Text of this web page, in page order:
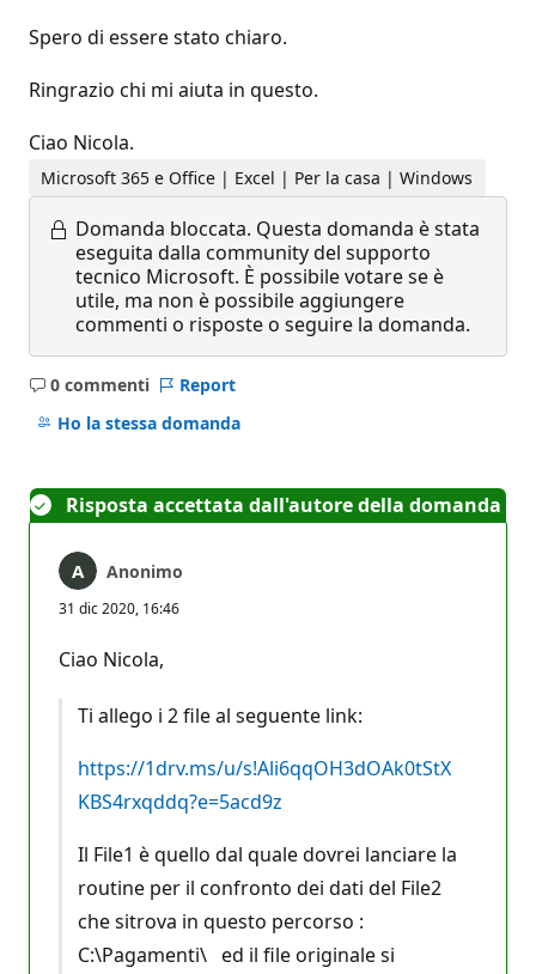
Spero di essere stato chiaro.
Ringrazio chi mi aiuta in questo.
Ciao Nicola.
Microsoft 365 e Office | Excel | Per la casa | Windows
Domanda bloccata. Questa domanda è stata
eseguita dalla community del supporto
tecnico Microsoft. È possibile votare se è
utile, ma non è possibile aggiungere
commenti o risposte o seguire la domanda.
0 commenti
Nessun
commento
Report
Ho la stessa domanda
Risposta accettata dall'autore della domanda
Anonimo
31 dic 2020, 16:46
Ciao Nicola,
Ti allego i 2 file al seguente link:
https://1drv.ms/u/s!Ali6qqOH3dOAk0tStX
KBS4rxqddq?e=5acd9z
Il File1 è quello dal quale dovrei lanciare la
routine per il confronto dei dati del File2
che sitrova in questo percorso :
C:\Pagamenti\ ed il file originale si